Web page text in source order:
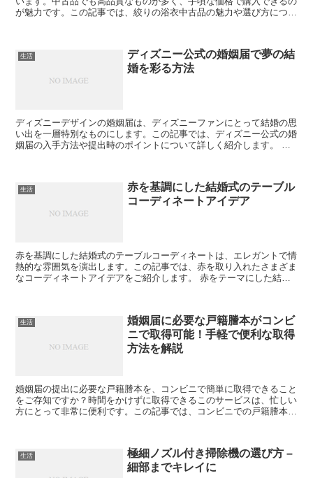
が魅力です。この記事では、絞りの浴衣中古品の魅力や選び方につい
生活
ディズニー公式の婚姻届で夢の結
婚を彩る方法
ディズニーデザインの婚姻届は、ディズニーファンにとって結婚の思
い出を一層特別なものにします。この記事では、ディズニー公式の婚
姻届の入手方法や提出時のポイントについて詳しく紹介します。 デ
生活
赤を基調にした結婚式のテーブル
コーディネートアイデア
赤を基調にした結婚式のテーブルコーディネートは、エレガントで情
熱的な雰囲気を演出します。この記事では、赤を取り入れたさまざま
なコーディネートアイデアをご紹介します。 赤をテーマにした結婚
生活
婚姻届に必要な戸籍謄本がコンビ
ニで取得可能！手軽で便利な取得
方法を解説
婚姻届の提出に必要な戸籍謄本を、コンビニで簡単に取得できること
をご存知ですか？時間をかけずに取得できるこのサービスは、忙しい
方にとって非常に便利です。この記事では、コンビニでの戸籍謄本取
生活
極細ノズル付き掃除機の選び方 –
細部までキレイに